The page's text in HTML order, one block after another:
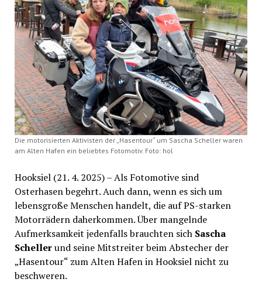
Die motorisierten Aktivisten der „Hasentour“ um Sascha Scheller waren
am Alten Hafen ein beliebtes Fotomotiv. Foto: hol
Hooksiel (21. 4. 2025) – Als Fotomotive sind
Osterhasen begehrt. Auch dann, wenn es sich um
lebensgroße Menschen handelt, die auf PS-starken
Motorrädern daherkommen. Über mangelnde
Aufmerksamkeit jedenfalls brauchten sich Sascha
Schellerund seine Mitstreiter beim Abstecher der
„Hasentour“ zum Alten Hafen in Hooksiel nicht zu
beschweren.